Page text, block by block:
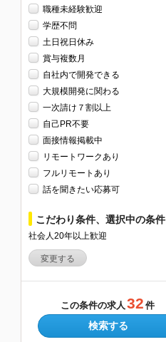
職種未経験歓迎
学歴不問
土日祝日休み
賞与複数月
自社内で開発できる
大規模開発に関わる
一次請け７割以上
自己PR不要
面接情報掲載中
リモートワークあり
フルリモートあり
話を聞きたい応募可
こだわり条件、選択中の条件
社会人20年以上歓迎
変更する
この条件の求人 32 件
検索する